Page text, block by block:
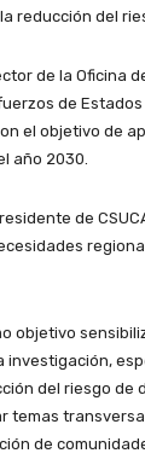
reducción del
de la Oficina
de
el objetivo de
año 2030.
de
objetivo
investigación,
del riesgo de
temas
de